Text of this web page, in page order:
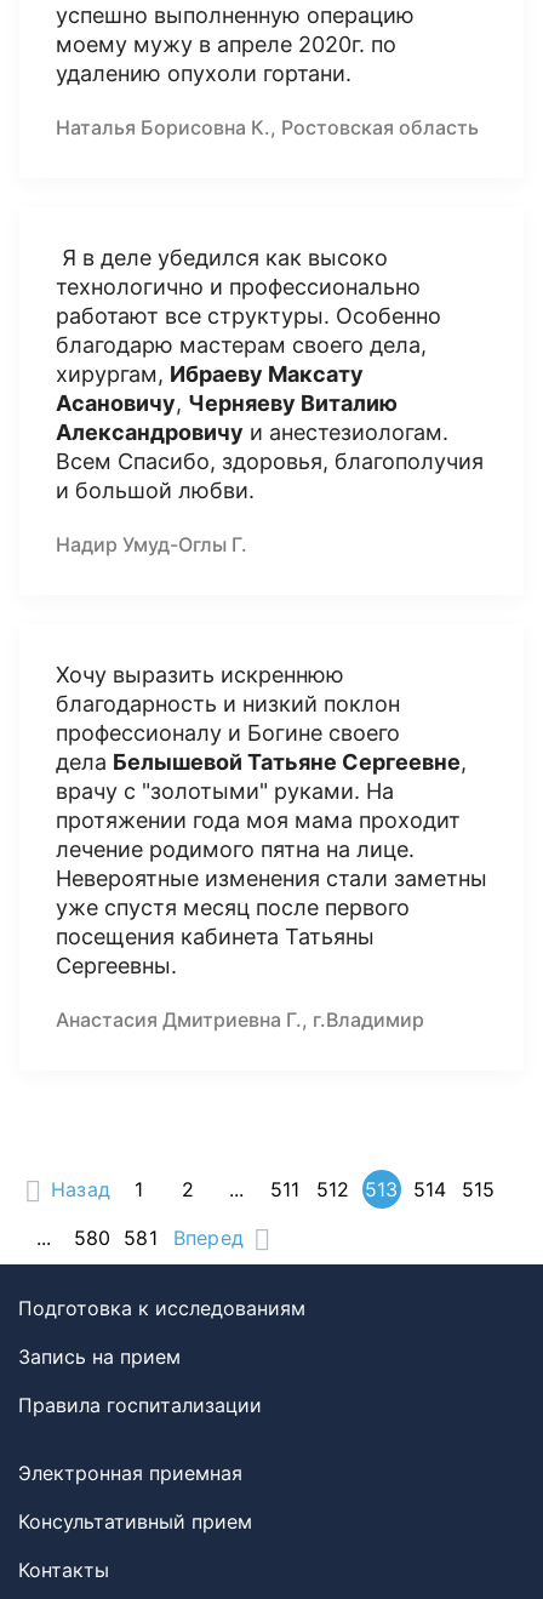
успешно выполненную операцию
моему мужу в апреле 2020г. по
удалению опухоли гортани.
Наталья Борисовна К., Ростовская область
Я в деле убедился как высоко
технологично и профессионально
работают все структуры. Особенно
благодарю мастерам своего дела,
хирургам, Ибраеву Максату
Асановичу, Черняеву Виталию
Александровичу и анестезиологам.
Всем Спасибо, здоровья, благополучия
и большой любви.
Надир Умуд-Оглы Г.
Хочу выразить искреннюю
благодарность и низкий поклон
профессионалу и Богине своего
дела Белышевой Татьяне Сергеевне,
врачу с "золотыми" руками. На
протяжении года моя мама проходит
лечение родимого пятна на лице.
Невероятные изменения стали заметны
уже спустя месяц после первого
посещения кабинета Татьяны
Сергеевны.
Анастасия Дмитриевна Г., г.Владимир
Назад 1 2 ... 511 512 513 514
515
...
580 581 Вперед
Подготовка к исследованиям
Запись на прием
Правила госпитализации
Электронная приемная
Консультативный прием
Контакты